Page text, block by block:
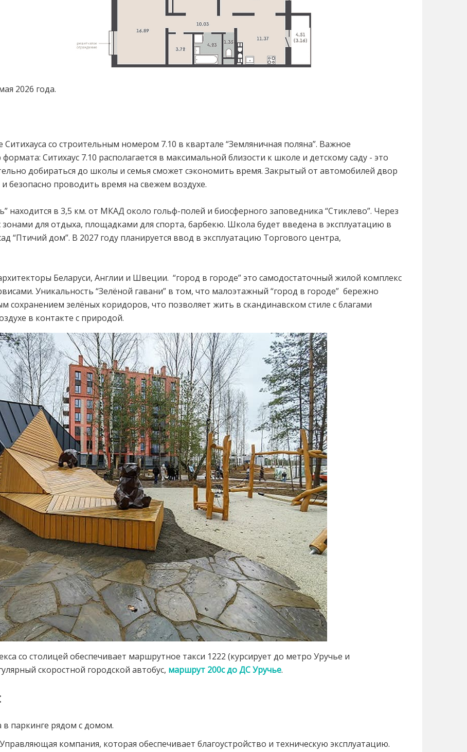
2026 года.
со строительным номером 7.10 в квартале “Земляничная поляна”. Важное
Ситихаус 7.10 располагается в максимальной близости к школе и детскому саду - это
добираться до школы и семья сможет сэкономить время. Закрытый от автомобилей двор
безопасно проводить время на свежем воздухе.
находится в 3,5 км. от МКАД около гольф-полей и биосферного заповедника “Стиклево”. Через
для отдыха, площадками для спорта, барбекю. Школа будет введена в эксплуатацию в
“Птичий дом”. В 2027 году планируется ввод в эксплуатацию Торгового центра,
Беларуси, Англии и Швеции. “город в городе” это самодостаточный жилой комплекс
Уникальность “Зелёной гавани” в том, что малоэтажный “город в городе” бережно
сохранением зелёных коридоров, что позволяет жить в скандинавском стиле с благами
в контакте с природой.
со столицей обеспечивает маршрутное такси 1222 (курсирует до метро Уручье и
скоростной городской автобус, маршрут 200с до ДС Уручье.
паркинге рядом с домом.
компания, которая обеспечивает благоустройство и техническую эксплуатацию.